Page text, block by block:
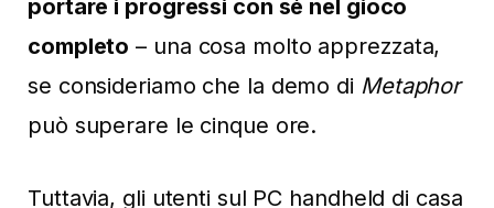
portare i progressi con sé nel gioco
completo – una cosa molto apprezzata,
se consideriamo che la demo di Metaphor
può superare le cinque ore.
Tuttavia, gli utenti sul PC handheld di casa